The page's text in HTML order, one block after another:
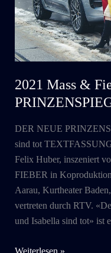
2021 Mass &
DER NEUE
sind tot
Felix Huber, inszeniert
FIEBER in
Aarau, Kurtheater
vertreten durch RTV.
und Isabella sind tot» ist
2021
Weiterlesen »